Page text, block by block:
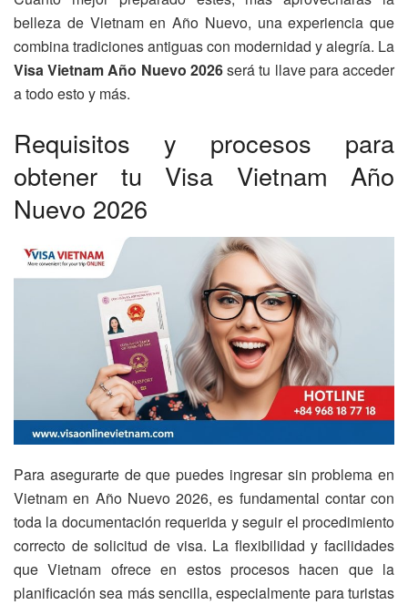
belleza de Vietnam en Año Nuevo, una experiencia que
combina tradiciones antiguas con modernidad y alegría. La
Visa Vietnam Año Nuevo 2026será tu llave para acceder
a todo esto y más.
Requisitos y procesos para
obtener tu Visa Vietnam Año
Nuevo 2026
Para asegurarte de que puedes ingresar sin problema en
Vietnam en Año Nuevo 2026, es fundamental contar con
toda la documentación requerida y seguir el procedimiento
correcto de solicitud de visa. La flexibilidad y facilidades
que Vietnam ofrece en estos procesos hacen que la
planificación sea más sencilla, especialmente para turistas